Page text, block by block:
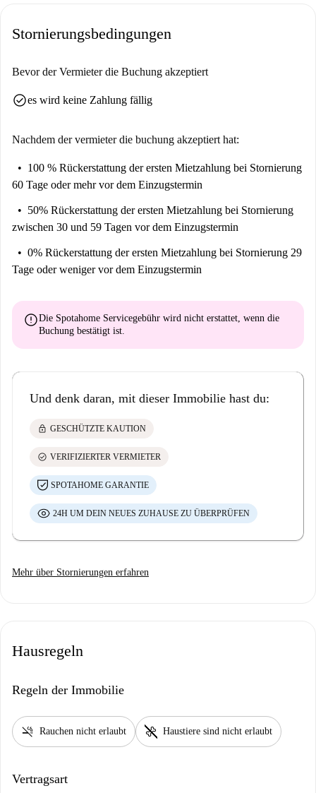
Stornierungsbedingungen
Bevor der Vermieter die Buchung akzeptiert
check_circlees wird keine Zahlung fällig
Nachdem der vermieter die buchung akzeptiert hat:
100 % Rückerstattung der ersten Mietzahlung bei Stornierung
60 Tage oder mehr vor dem Einzugstermin
50% Rückerstattung der ersten Mietzahlung bei Stornierung
zwischen 30 und 59 Tagen vor dem Einzugstermin
0% Rückerstattung der ersten Mietzahlung bei Stornierung 29
Tage oder weniger vor dem Einzugstermin
errorDie Spotahome Servicegebühr wird nicht erstattet , wenn die
Buchung bestätigt ist.
Und denk daran, mit dieser Immobilie hast du:
lock GESCHÜTZTE KAUTION
check_circle VERIFIZIERTER VERMIETER
SPOTAHOME GARANTIE
24H UM DEIN NEUES ZUHAUSE ZU ÜBERPRÜFEN
Mehr über Stornierungen erfahren
Hausregeln
Regeln der Immobilie
smoke_free Rauchen nicht erlaubt pet_supplies Haustiere sind nicht erlaubt
Vertragsart